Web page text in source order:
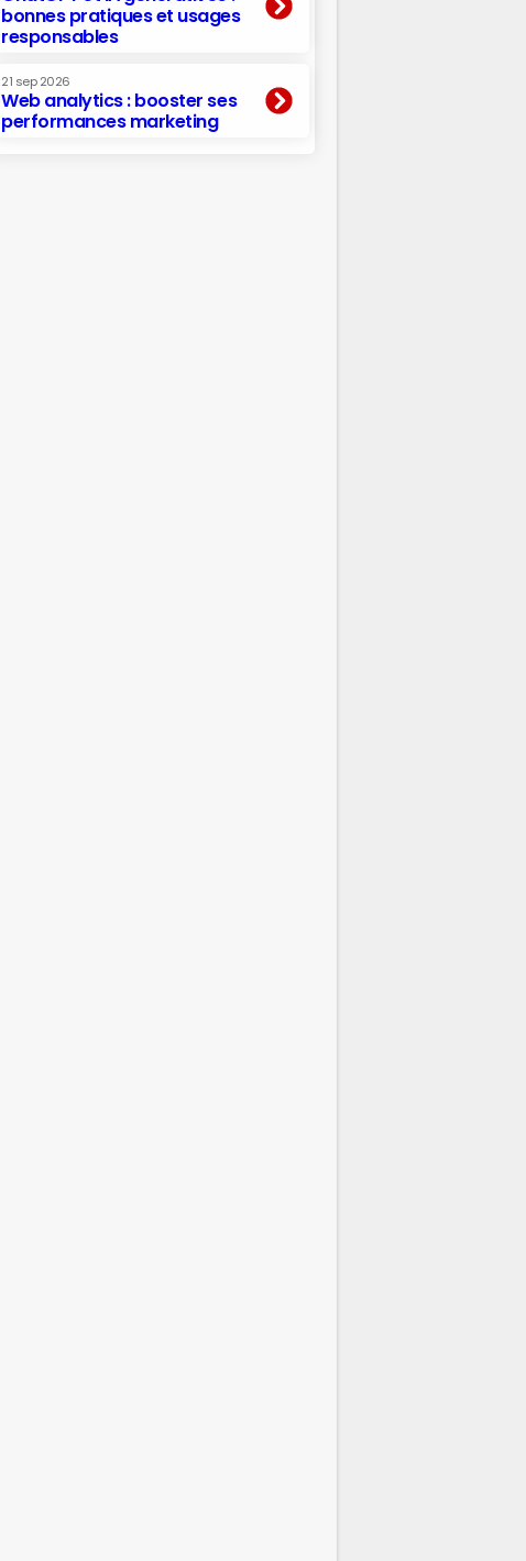
bonnes pratiques et usages
responsables
21 sep 2026
Web analytics : booster ses
performances marketing